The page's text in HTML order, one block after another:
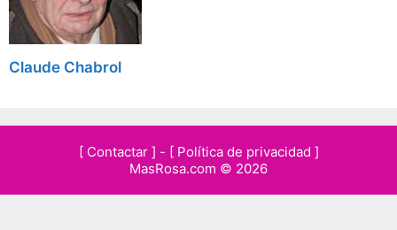
Claude Chabrol
[ Contactar ] - [ Política de privacidad ]
MasRosa.com © 2026